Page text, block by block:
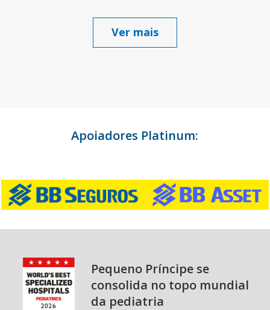
Ver mais
Apoiadores Platinum:
Pequeno Príncipe se
consolida no topo mundial
da pediatria